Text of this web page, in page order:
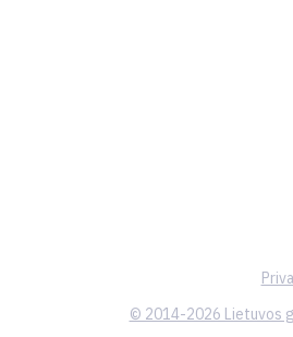
© 2014-2026 Lietuvos